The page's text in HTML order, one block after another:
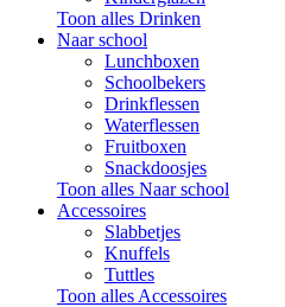
Toon alles Drinken
Naar school
Lunchboxen
Schoolbekers
Drinkflessen
Waterflessen
Fruitboxen
Snackdoosjes
Toon alles Naar school
Accessoires
Slabbetjes
Knuffels
Tuttles
Toon alles Accessoires